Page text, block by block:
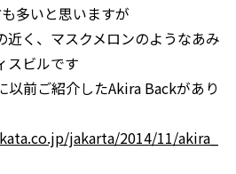
多いと思いますが
近く、マスクメロンのようなあみ
スビルです
以前ご紹介したAkira Backがあり
jakarta/2014/11/akira_